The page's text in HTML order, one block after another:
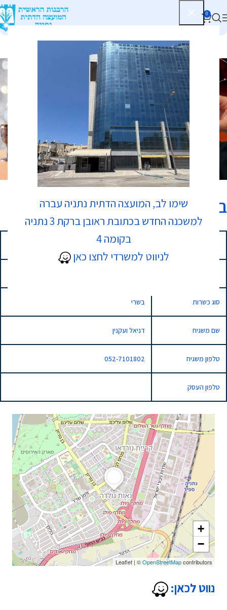
שימו לב, המועצה הדתית נתניה עברה
למשכנה החדש בכתובת ראובן ברקת 3 נתניה
בקומה 4
לניווט למשרדי לחצו כאן
0
כשרות
+
−
Leaflet | ©OpenStreetMapcontributors
נווט לכאן:
בגט מאיר רפאל
37 שדרות גולדה מאיר, נתניה, Israel
סוג כשרות בשרי
שם משגיח דניאל ועקנין
טלפון משגיח 052-7101802
טלפון העסק